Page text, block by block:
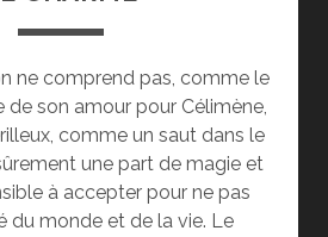
ne comprend pas, comme le
de son amour pour Célimène,
comme un saut dans le
une part de magie et
à accepter pour ne pas
du monde et de la vie. Le